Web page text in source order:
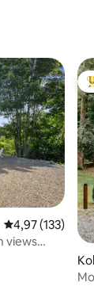
Keskimääräinen
4,97 (133)
views